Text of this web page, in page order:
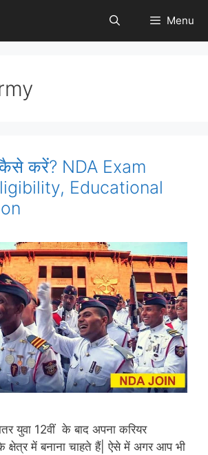
Menu
करें? NDA Exam
Educational
युवा 12वीं के बाद अपना करियर
में बनाना चाहते हैं| ऐसे में अगर आप भी